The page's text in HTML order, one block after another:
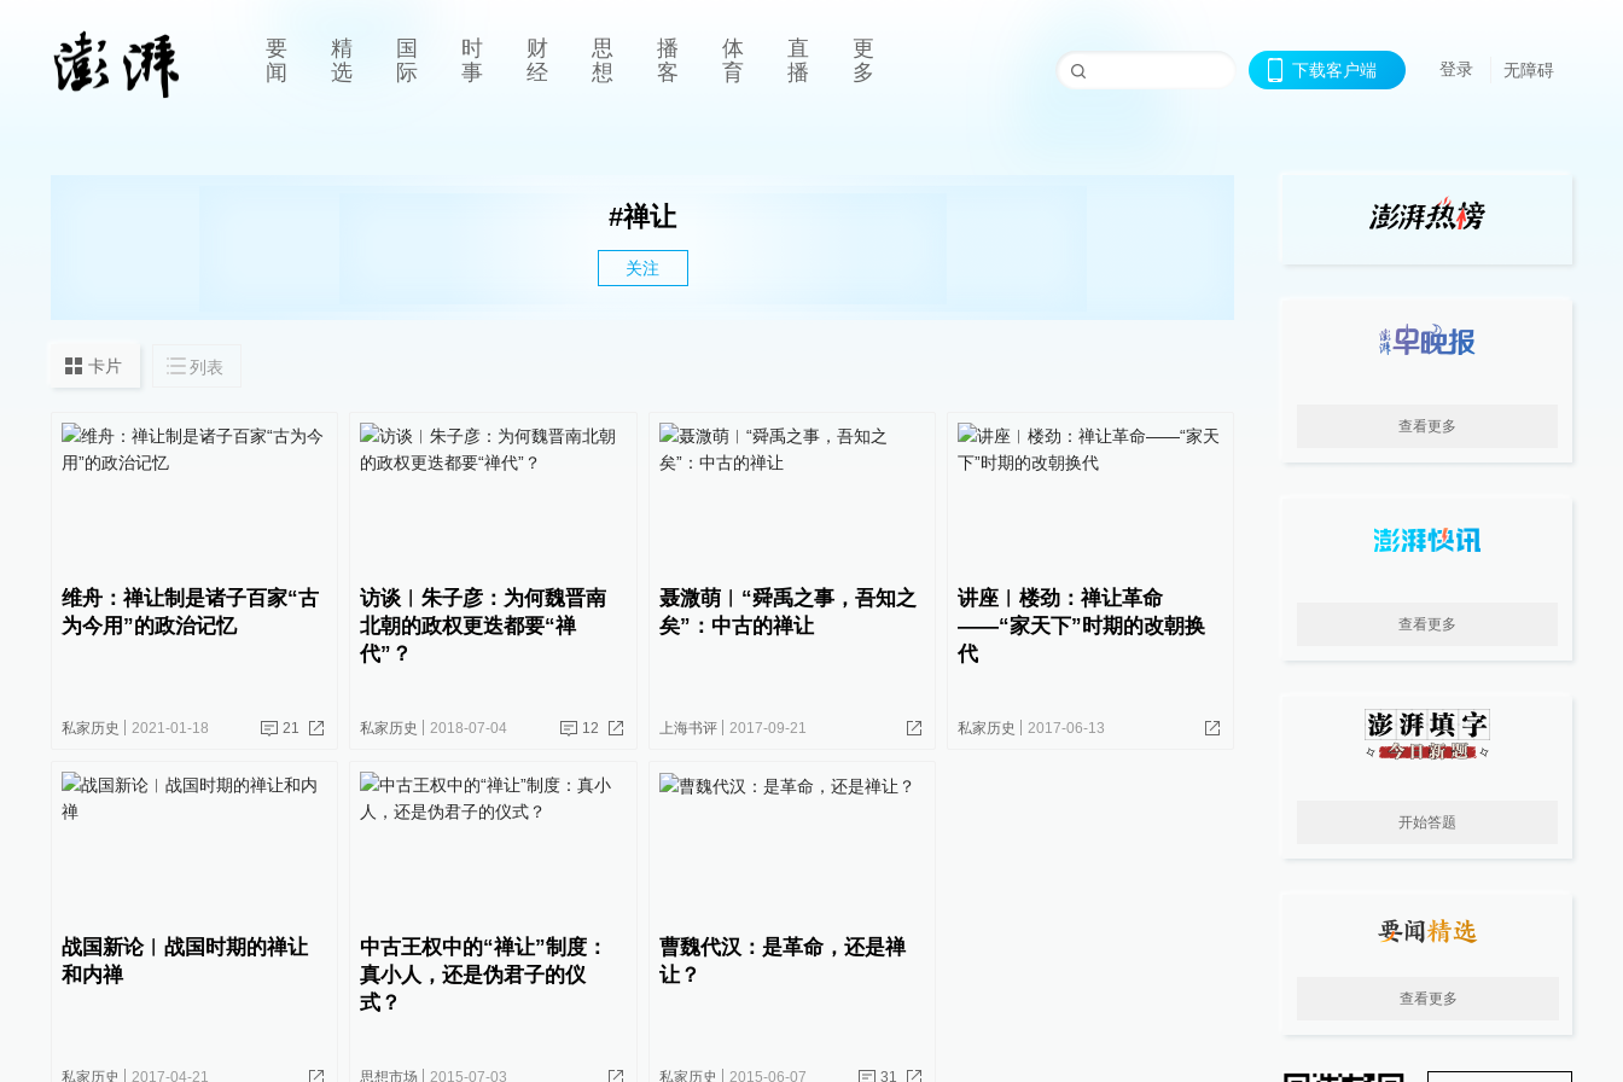
要
闻
精
选
国
际
时
事
财
经
思
想
播
客
体
育
直
播
更
多
下载客户端 登录 无障碍
#禅让
关注
卡片 列表
维舟：禅让制是诸子百家“古
为今用”的政治记忆
私家历史 2021-01-18 21
访谈︱朱子彦：为何魏晋南
北朝的政权更迭都要“禅
代”？
私家历史 2018-07-04 12
聂溦萌︱“舜禹之事，吾知之
矣”：中古的禅让
上海书评 2017-09-21
讲座︱楼劲：禅让革命
——“家天下”时期的改朝换
代
私家历史 2017-06-13
战国新论︱战国时期的禅让
和内禅
私家历史 2017-04-21
中古王权中的“禅让”制度：
真小人，还是伪君子的仪
式？
思想市场 2015-07-03
曹魏代汉：是革命，还是禅
让？
私家历史 2015-06-07 31
查看更多
查看更多
开始答题
查看更多